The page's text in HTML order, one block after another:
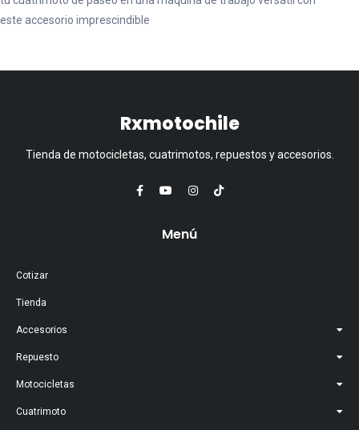
este accesorio imprescindible
Rxmotochile
Tienda de motocicletas, cuatrimotos, repuestos y accesorios.
Menú
Cotizar
Tienda
Accesorios
Repuesto
Motocicletas
Cuatrimoto